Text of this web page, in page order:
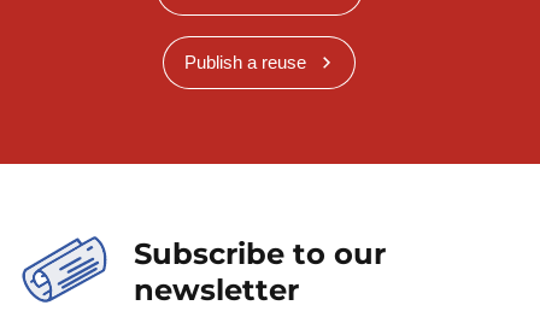
Publish a reuse
Subscribe to our
newsletter